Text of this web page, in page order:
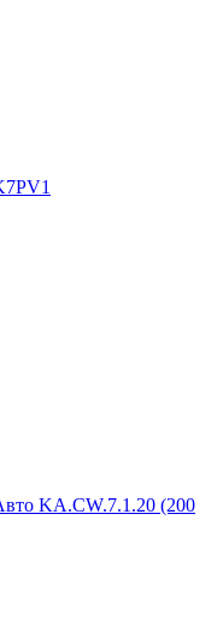
KA.CW.7.1.20 (200